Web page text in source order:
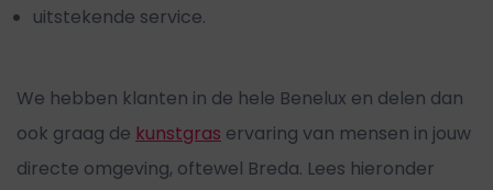
uitstekende service.
We hebben klanten in de hele Benelux en delen dan
ook graag de kunstgras ervaring van mensen in jouw
directe omgeving, oftewel Breda. Lees hieronder